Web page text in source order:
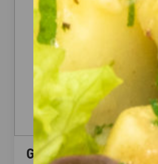
Gegrillte Halloumi